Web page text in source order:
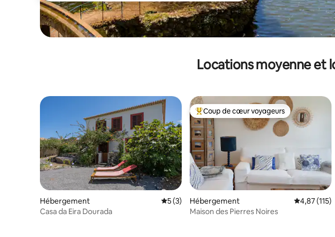
Locations moyenne et
Hébergement Évaluation moyenne sur la base de 3
5 (3)
Casa da Eira Dourada
Coups de cœur voyageurs les plus
Coup de cœur voyageurs
Hébergement Évaluation
4,87 (115)
Maison des Pierres Noires